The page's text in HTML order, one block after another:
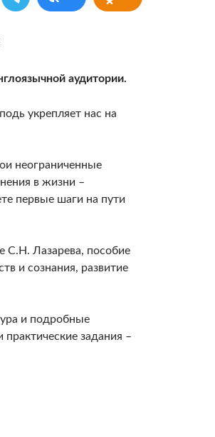
аудитории.
укрепляет нас на
неограниченные
в жизни –
первые шаги на пути
С.Н. Лазарева, пособие
и сознания, развитие
и подробные
задания –